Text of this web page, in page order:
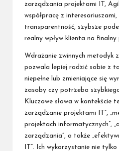
zarządzania projektami IT,
współpracę z interesariuszami,
transparentność, szybsze
realny wpływ klienta na finalny
Wdrażanie zwinnych metodyk
pozwala lepiej radzić sobie z
niepełne lub zmieniające się
zasoby czy potrzeba
Kluczowe słowa w kontekście
zarządzanie projektami IT”,
projektach informatycznych”,
zarządzania”, a także
IT”. Ich wykorzystanie nie